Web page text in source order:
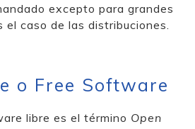
excepto para grandes
el caso de las distribuciones.
o Free Software
libre es el término Open